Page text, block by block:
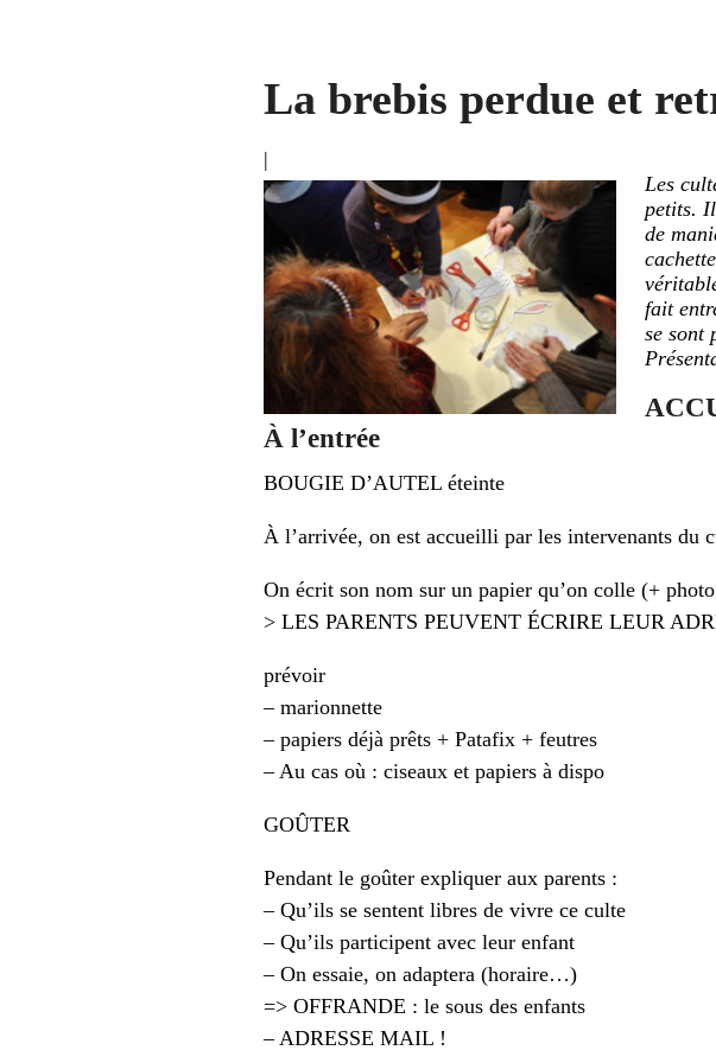
La brebis perdue et
|
Les
petits.
de
fait
se sont
À l’entrée
BOUGIE D’AUTEL éteinte
À l’arrivée, on est accueilli par les intervenants du
On écrit son nom sur un papier qu’on colle (+
> LES PARENTS PEUVENT ÉCRIRE LEUR
prévoir
– marionnette
– papiers déjà prêts + Patafix + feutres
– Au cas où : ciseaux et papiers à dispo
GOÛTER
Pendant le goûter expliquer aux parents :
– Qu’ils se sentent libres de vivre ce culte
– Qu’ils participent avec leur enfant
– On essaie, on adaptera (horaire…)
=> OFFRANDE : le sous des enfants
– ADRESSE MAIL !